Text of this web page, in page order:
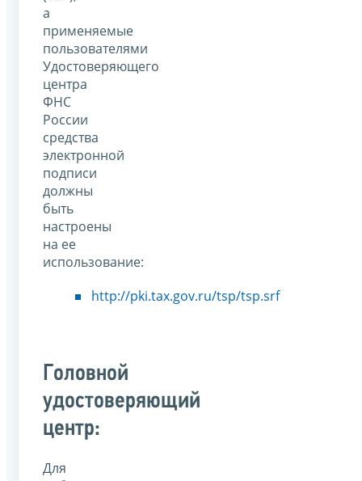
а
применяемые
пользователями
Удостоверяющего
центра
ФНС
России
средства
электронной
подписи
должны
быть
настроены
на ее
использование:
http://pki.tax.gov.ru/tsp/tsp.srf
Головной
удостоверяющий
центр:
Для